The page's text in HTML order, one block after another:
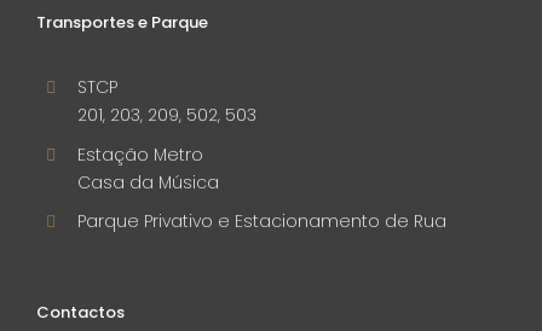
Transportes e Parque
STCP
201, 203, 209, 502, 503
Estação Metro
Casa da Música
Parque Privativo e Estacionamento de Rua
Contactos